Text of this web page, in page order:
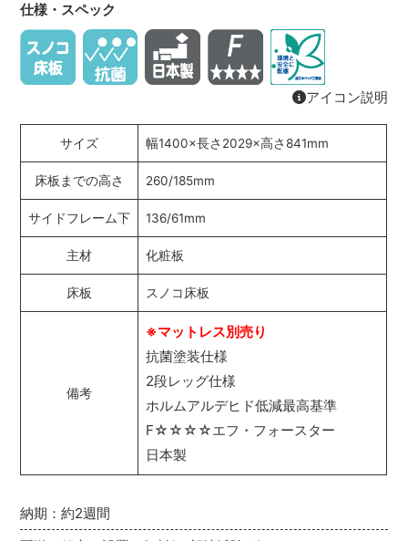
納期：約2週間
仕様・スペック
アイコン説明
サイズ 幅1400×長さ2029×高さ841mm
床板までの高さ 260/185mm
サイドフレーム下 136/61mm
主材 化粧板
床板 スノコ床板
備考
※マットレス別売り
抗菌塗装仕様
2段レッグ仕様
ホルムアルデヒド低減最高基準
F☆☆☆☆エフ・フォースター
日本製